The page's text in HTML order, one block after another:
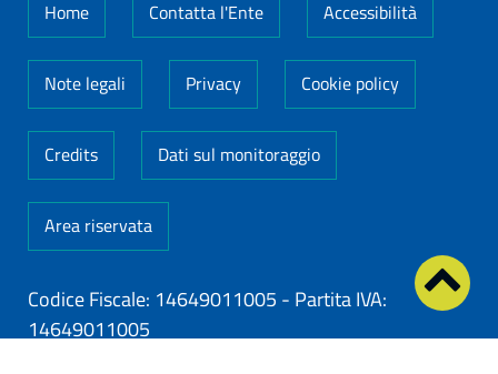
Home Contatta l'Ente Accessibilità
Note legali Privacy Cookie policy
Credits Dati sul monitoraggio
Area riservata
Codice Fiscale: 14649011005 - Partita IVA:
14649011005